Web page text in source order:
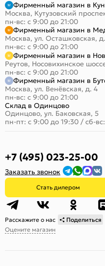
Фирменный магазин в
Москва, Кутузовский
пн-вс: с 9:00 до 21:00
Фирменный магазин в
Москва, ул. Осташковская,
пн-вс: с 9:00 до 21:00
Фирменный магазин в
Реутов, Носовихинское
пн-вс: с 9:00 до 21:00
Фирменный магазин в
Москва, ул. Венёвская, д. 4
пн-вс: с 9:00 до 21:00
Склад в Одинцово
Одинцово, ул. Баковская, 5
пн-пт: с 9:00 до 19:30 / сб-
+7 (495) 023-25-00
Заказать звонок
Стать дилером
Расскажите о нас
Поделиться
Оцените магазин